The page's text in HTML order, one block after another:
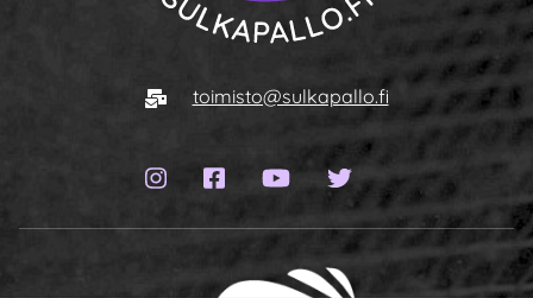
Sähköposti
toimisto@sulkapallo.fi
Instagram-sivu
Facebook-sivu
YouTube-kanava
Twitter-sivu